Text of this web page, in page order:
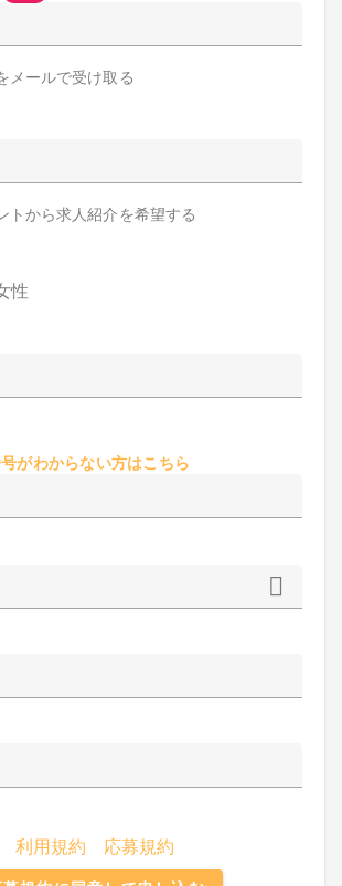
メールで受け取る
トから求人紹介を希望する
性
がわからない方はこちら
利用規約 応募規約